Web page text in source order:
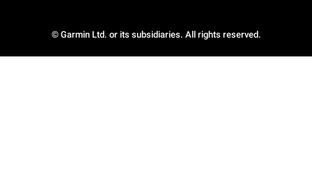
© Garmin Ltd. or its subsidiaries. All rights reserved.